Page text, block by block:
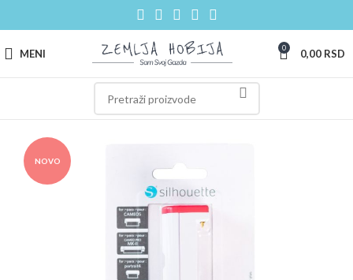
MENI 0 0,00 RSD
NOVO